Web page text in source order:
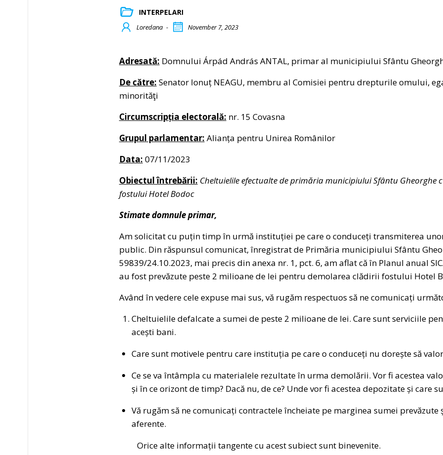
INTERPELARI
Loredana - November 7, 2023
Adresată: Domnului Árpád András ANTAL, primar al municipiului Sfântu
De către: Senator Ionuț NEAGU, membru al Comisiei pentru drepturile omului,
minorităţi
Circumscripția electorală: nr. 15 Covasna
Grupul parlamentar: Alianța pentru Unirea Românilor
Data: 07/11/2023
Obiectul întrebării: Cheltuielile efectualte de primăria municipiului Sfântu Gheorghe
fostului Hotel Bodoc
Stimate domnule primar,
Am solicitat cu puțin timp în urmă instituției pe care o conduceți transmiterea
public. Din răspunsul comunicat, înregistrat de Primăria municipiului Sfântu
59839/24.10.2023, mai precis din anexa nr. 1, pct. 6, am aflat că în Planul anual
au fost prevăzute peste 2 milioane de lei pentru demolarea clădirii fostului Hotel
Având în vedere cele expuse mai sus, vă rugăm respectuos să ne comunicați
Cheltuielile defalcate a sumei de peste 2 milioane de lei. Care sunt serviciile
acești bani.
Care sunt motivele pentru care instituția pe care o conduceți nu dorește să
Ce se va întâmpla cu materialele rezultate în urma demolării. Vor fi acestea
și în ce orizont de timp? Dacă nu, de ce? Unde vor fi acestea depozitate și care
Vă rugăm să ne comunicați contractele încheiate pe marginea sumei
aferente.
Orice alte informații tangente cu acest subiect sunt binevenite.